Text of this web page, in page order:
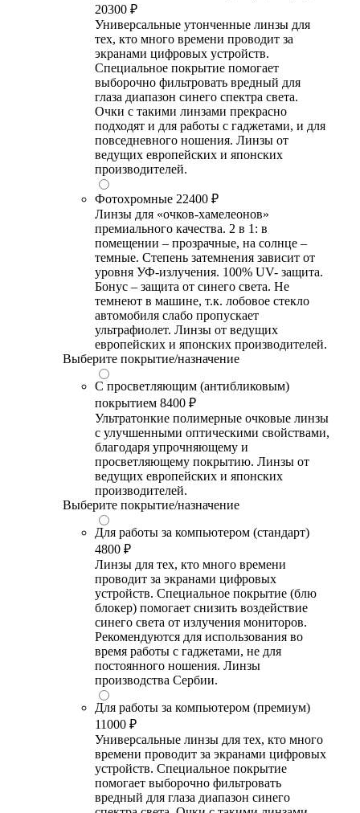
20300 ₽
Универсальные утонченные линзы для
тех, кто много времени проводит за
экранами цифровых устройств.
Специальное покрытие помогает
выборочно фильтровать вредный для
глаза диапазон синего спектра света.
Очки с такими линзами прекрасно
подходят и для работы с гаджетами, и для
повседневного ношения. Линзы от
ведущих европейских и японских
производителей.
Фотохромные 22400 ₽
Линзы для «очков-хамелеонов»
премиального качества. 2 в 1: в
помещении – прозрачные, на солнце –
темные. Степень затемнения зависит от
уровня УФ-излучения. 100% UV- защита.
Бонус – защита от синего света. Не
темнеют в машине, т.к. лобовое стекло
автомобиля слабо пропускает
ультрафиолет. Линзы от ведущих
европейских и японских производителей.
Выберите покрытие/назначение
С просветляющим (антибликовым)
покрытием 8400 ₽
Ультратонкие полимерные очковые линзы
с улучшенными оптическими свойствами,
благодаря упрочняющему и
просветляющему покрытию. Линзы от
ведущих европейских и японских
производителей.
Выберите покрытие/назначение
Для работы за компьютером (стандарт)
4800 ₽
Линзы для тех, кто много времени
проводит за экранами цифровых
устройств. Специальное покрытие (блю
блокер) помогает снизить воздействие
синего света от излучения мониторов.
Рекомендуются для использования во
время работы с гаджетами, не для
постоянного ношения. Линзы
производства Сербии.
Для работы за компьютером (премиум)
11000 ₽
Универсальные линзы для тех, кто много
времени проводит за экранами цифровых
устройств. Специальное покрытие
помогает выборочно фильтровать
вредный для глаза диапазон синего